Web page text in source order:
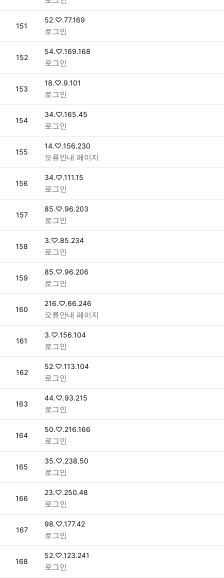
번호
151
접속자
52.♡.77.169
로그인
번호
152
접속자
54.♡.169.168
로그인
번호
153
접속자
18.♡.9.101
로그인
번호
154
접속자
34.♡.165.45
로그인
번호
155
접속자
14.♡.156.230
오류안내 페이지
번호
156
접속자
34.♡.111.15
로그인
번호
157
접속자
85.♡.96.203
로그인
번호
158
접속자
3.♡.85.234
로그인
번호
159
접속자
85.♡.96.206
로그인
번호
160
접속자
216.♡.66.246
오류안내 페이지
번호
161
접속자
3.♡.156.104
로그인
번호
162
접속자
52.♡.113.104
로그인
번호
163
접속자
44.♡.93.215
로그인
번호
164
접속자
50.♡.216.166
로그인
번호
165
접속자
35.♡.238.50
로그인
번호
166
접속자
23.♡.250.48
로그인
번호
167
접속자
98.♡.177.42
로그인
번호
168
접속자
52.♡.123.241
로그인